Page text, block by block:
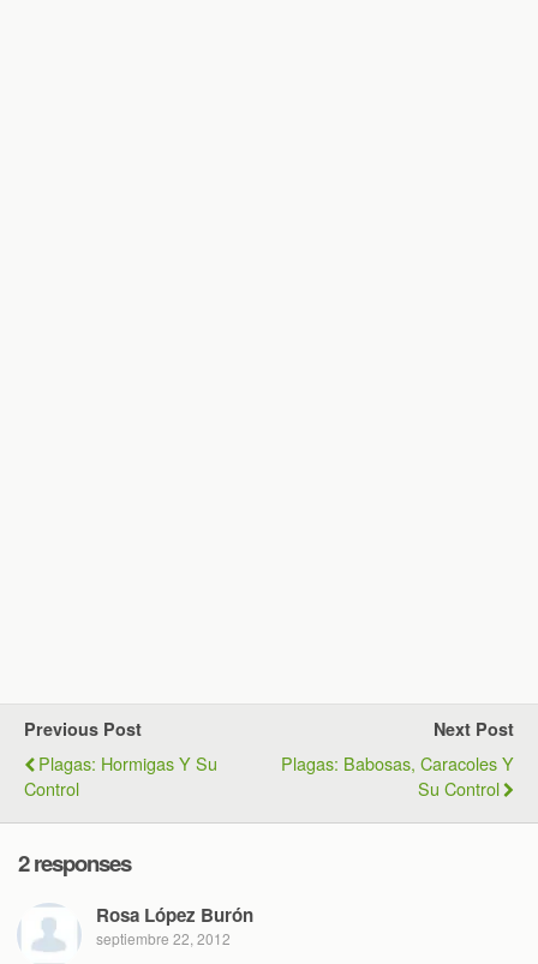
Previous Post
Plagas: Hormigas Y Su
Control
Next Post
Plagas: Babosas, Caracoles Y
Su Control
2 responses
Rosa López Burón
septiembre 22, 2012